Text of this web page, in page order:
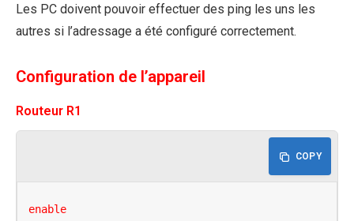
Les PC doivent pouvoir effectuer des ping les uns les
autres si l’adressage a été configuré correctement.
Configuration de l’appareil
Routeur R1
COPY
enable